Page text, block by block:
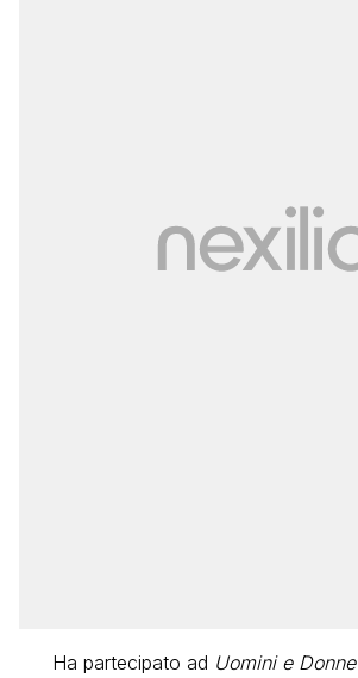
Ha partecipato ad Uomini e Donne